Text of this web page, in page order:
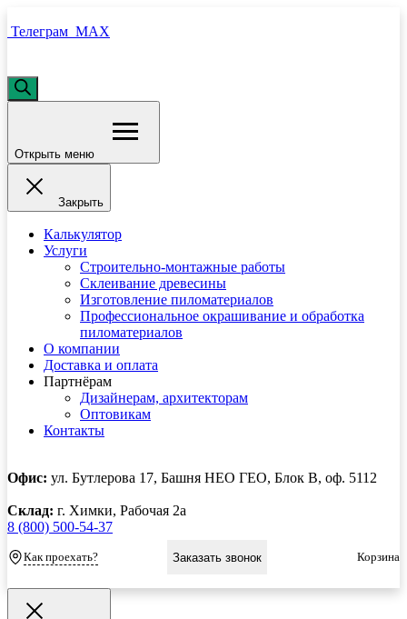
Телеграм MAX
Поиск
товаров
Открыть меню
Закрыть
Калькулятор
Услуги
Строительно-монтажные работы
Склеивание древесины
Изготовление пиломатериалов
Профессиональное окрашивание и обработка
пиломатериалов
О компании
Доставка и оплата
Партнёрам
Дизайнерам, архитекторам
Оптовикам
Контакты
Офис: ул. Бутлерова 17, Башня НЕО ГЕО, Блок В, оф. 5112
Склад: г. Химки, Рабочая 2а
8 (800) 500-54-37
Как проехать? Заказать звонок Корзина